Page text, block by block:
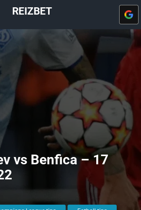
REIZBET
vs Benfica – 17